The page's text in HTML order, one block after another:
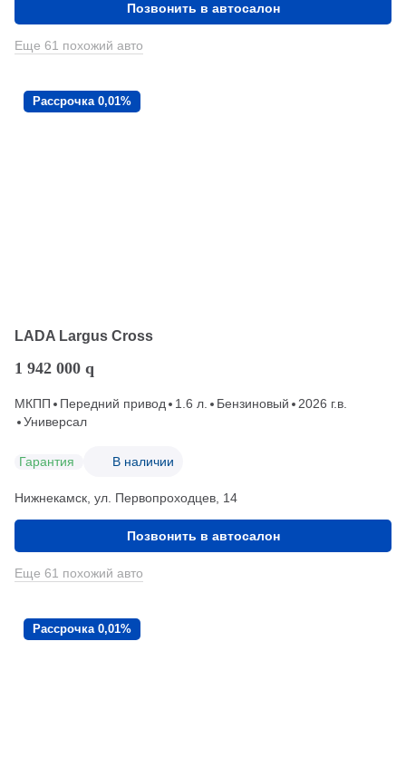
Позвонить в автосалон
Еще 61 похожий авто
Рассрочка 0,01%
LADA Largus Cross
1 942 000 q
МКПП Передний привод 1.6 л. Бензиновый
2026 г.в.
Универсал
Гарантия В наличии
Нижнекамск, ул. Первопроходцев, 14
Позвонить в автосалон
Еще 61 похожий авто
Рассрочка 0,01%